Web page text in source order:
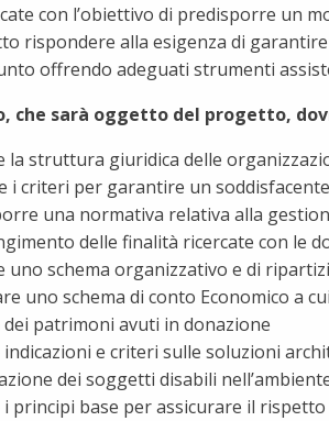
con l’obiettivo di predisporre un
rispondere alla esigenza di
offrendo adeguati strumenti
che sarà oggetto del progetto,
la struttura giuridica delle
i criteri per garantire un
una normativa relativa alla
delle finalità ricercate con le
uno schema organizzativo e di
uno schema di conto Economico a
patrimoni avuti in donazione
e criteri sulle soluzioni
dei soggetti disabili
principi base per assicurare il